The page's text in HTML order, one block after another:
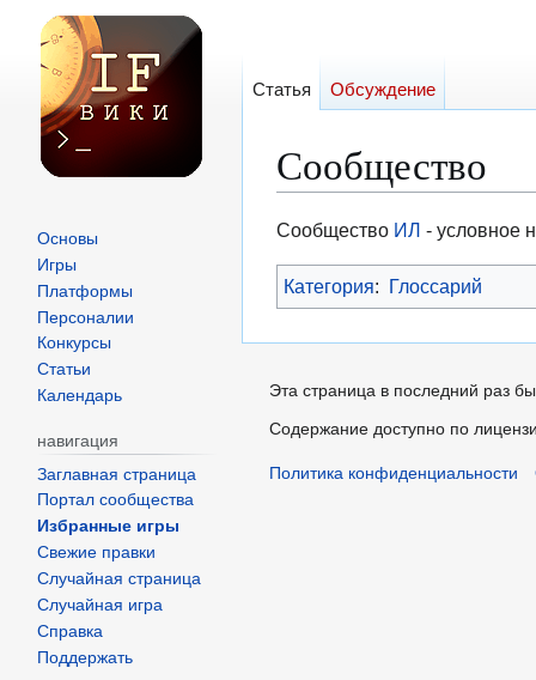
Сообщество
Перейти
навигации
Перейти
поиску
Сообщество ИЛ - условное
Категория: Глоссарий
Статья Обсуждение
Основы
Игры
Платформы
Персоналии
Конкурсы
Статьи
Календарь
навигация
Заглавная страница
Портал сообщества
Избранные игры
Свежие правки
Случайная страница
Случайная игра
Справка
Поддержать
Эта страница в последний раз
Содержание доступно по
Политика конфиденциальности